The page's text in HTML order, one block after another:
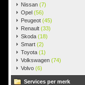
Nissan (7)
Opel (56)
Peugeot (45)
Renault (33)
Skoda (18)
Smart (2)
Toyota (1)
Volkswagen (74)
Volvo (6)
Services per merk